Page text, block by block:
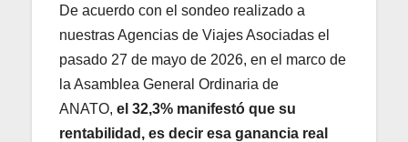
De acuerdo con el sondeo realizado a
nuestras Agencias de Viajes Asociadas el
pasado 27 de mayo de 2026, en el marco de
la Asamblea General Ordinaria de
ANATO, el 32,3% manifestó que su
rentabilidad, es decir esa ganancia real